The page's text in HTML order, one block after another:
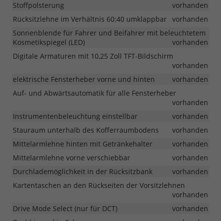
Stoffpolsterung
vorhanden
Rücksitzlehne im Verhältnis 60:40 umklappbar vorhanden
Sonnenblende für Fahrer und Beifahrer mit beleuchtetem
Kosmetikspiegel (LED)
vorhanden
Digitale Armaturen mit 10,25 Zoll TFT-Bildschirm
vorhanden
elektrische Fensterheber vorne und hinten
vorhanden
Auf- und Abwärtsautomatik für alle Fensterheber
vorhanden
Instrumentenbeleuchtung einstellbar
vorhanden
Stauraum unterhalb des Kofferraumbodens
vorhanden
Mittelarmlehne hinten mit Getränkehalter
vorhanden
Mittelarmlehne vorne verschiebbar
vorhanden
Durchlademöglichkeit in der Rücksitzbank
vorhanden
Kartentaschen an den Rückseiten der Vorsitzlehnen
vorhanden
Drive Mode Select (nur für DCT)
vorhanden